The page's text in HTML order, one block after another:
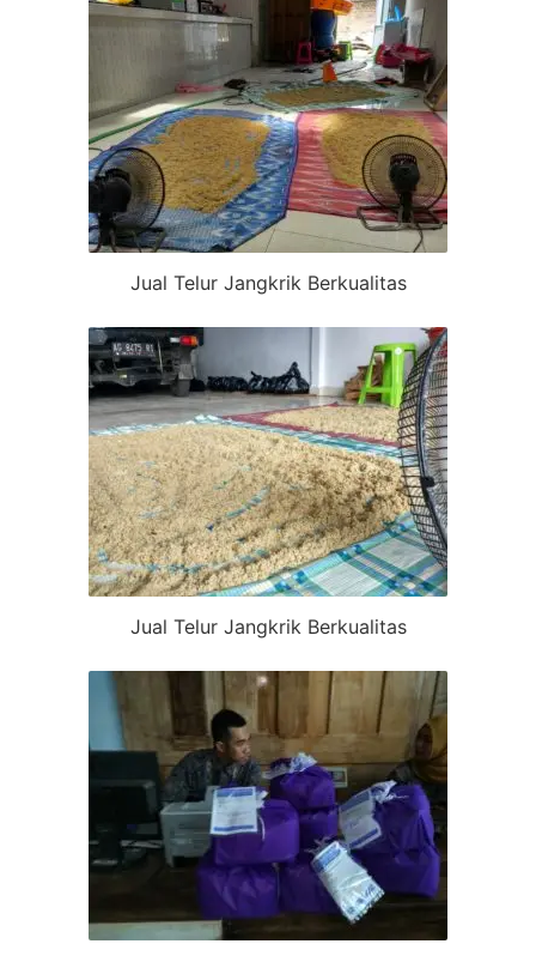
Jual Telur Jangkrik Berkualitas
Jual Telur Jangkrik Berkualitas